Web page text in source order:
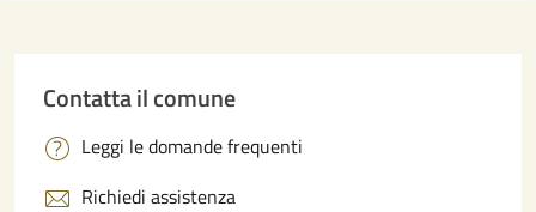
Contatta il comune
Leggi le domande frequenti
Richiedi assistenza